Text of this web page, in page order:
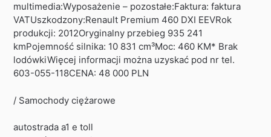
multimedia:Wyposażenie – pozostałe:Faktura: faktura
VATUszkodzony:Renault Premium 460 DXI EEVRok
produkcji: 2012Oryginalny przebieg 935 241
kmPojemność silnika: 10 831 cm³Moc: 460 KM* Brak
lodówkiWięcej informacji można uzyskać pod nr tel.
603-055-118CENA: 48 000 PLN
/ Samochody ciężarowe
autostrada a1 e toll